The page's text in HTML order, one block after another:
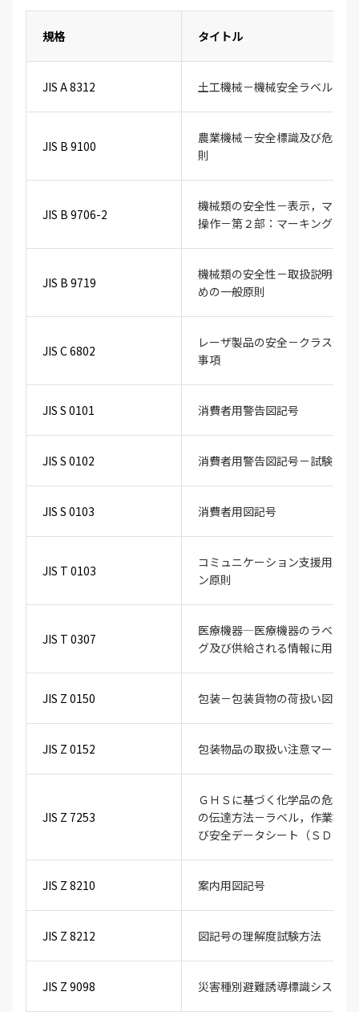
規格 タイトル
JIS A 8312 土工機械－機械安全ラベル－通
JIS B 9100
農業機械－安全標識及び危険図
則
JIS B 9706-2
機械類の安全性－表示，マーキ
操作－第２部：マーキングの要
JIS B 9719
機械類の安全性－取扱説明書－
めの一般原則
JIS C 6802
レーザ製品の安全－クラス分
事項
JIS S 0101 消費者用警告図記号
JIS S 0102 消費者用警告図記号－試験の手
JIS S 0103 消費者用図記号
JIS T 0103
コミュニケーション支援用絵記
ン原則
JIS T 0307
医療機器―医療機器のラベル，
グ及び供給される情報に用いる
JIS Z 0150 包装－包装貨物の荷扱い図記号
JIS Z 0152 包装物品の取扱い注意マーク
JIS Z 7253
ＧＨＳに基づく化学品の危険有
の伝達方法－ラベル，作業場内
び安全データシート（ＳＤＳ）
JIS Z 8210 案内用図記号
JIS Z 8212 図記号の理解度試験方法
JIS Z 9098 災害種別避難誘導標識システム